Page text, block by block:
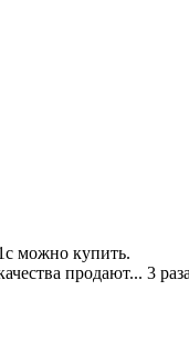
можно купить.
продают... 3